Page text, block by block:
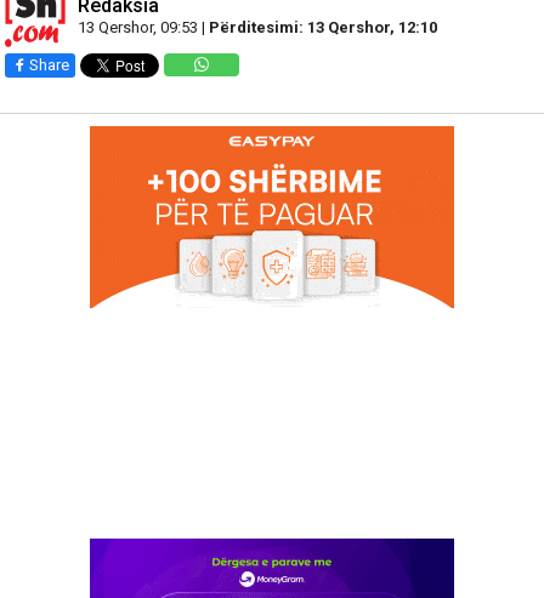
Redaksia
13 Qershor, 09:53 | Përditesimi: 13 Qershor, 12:10
Share